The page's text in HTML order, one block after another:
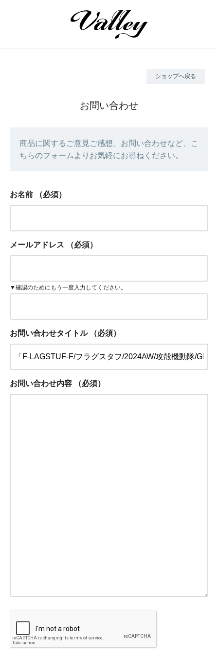
ショップへ戻る
お問い合わせ
商品に関するご意見ご感想、お問い合わせなど、こ
ちらのフォームよりお気軽にお尋ねください。
お名前 （必須）
メールアドレス （必須）
▼確認のためにもう一度入力してください。
お問い合わせタイトル （必須）
お問い合わせ内容 （必須）